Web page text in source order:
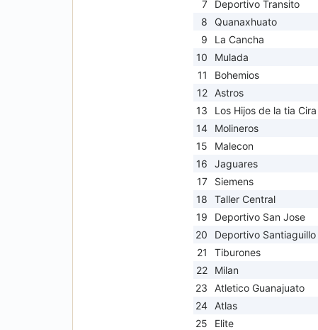
7
Deportivo Transito
8
Quanaxhuato
9
La Cancha
10
Mulada
11
Bohemios
12 Astros
13
Los Hijos de la tia Cira
14
Molineros
15
Malecon
16
Jaguares
17
Siemens
18
Taller Central
19
Deportivo San Jose
20
Deportivo Santiaguillo
21
Tiburones
22
Milan
23
Atletico Guanajuato
24 Atlas
25
Elite